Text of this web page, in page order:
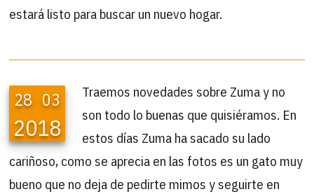
estará listo para buscar un nuevo hogar.
28 03
2018
Traemos novedades sobre Zuma y no
son todo lo buenas que quisiéramos. En
estos días Zuma ha sacado su lado
cariñoso, como se aprecia en las fotos es un gato muy
bueno que no deja de pedirte mimos y seguirte en